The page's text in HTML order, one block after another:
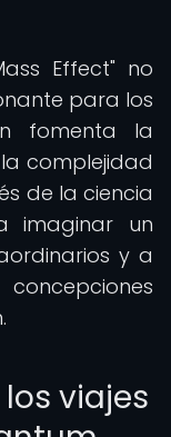
Effect" no
para los
fomenta la
complejidad
de la ciencia
imaginar un
y a
viajes